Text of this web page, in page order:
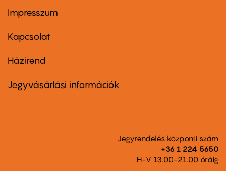
Footer
first
Impresszum
Kapcsolat
Footer
second
Házirend
Jegyvásárlási információk
Jegyrendelés központi szám
+36 1 224 5650
H-V 13.00-21.00 óráig